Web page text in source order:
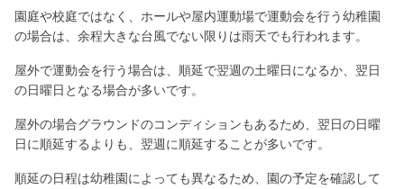
園庭や校庭ではなく、ホールや屋内運動場で運動会を行う幼稚園
の場合は、余程大きな台風でない限りは雨天でも行われます。
屋外で運動会を行う場合は、順延で翌週の土曜日になるか、翌日
の日曜日となる場合が多いです。
屋外の場合グラウンドのコンディションもあるため、翌日の日曜
日に順延するよりも、翌週に順延することが多いです。
順延の日程は幼稚園によっても異なるため、園の予定を確認して